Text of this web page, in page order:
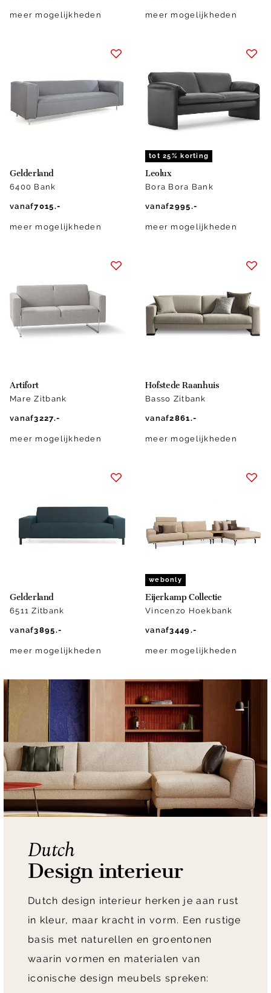
meer mogelijkheden meer mogelijkheden
Gelderland
6400 Bank
vanaf7015.-
meer mogelijkheden
tot 25% korting
Leolux
Bora Bora Bank
vanaf2995.-
meer mogelijkheden
Artifort
Mare Zitbank
vanaf3227.-
meer mogelijkheden
Hofstede Raanhuis
Basso Zitbank
vanaf2861.-
meer mogelijkheden
Gelderland
6511 Zitbank
vanaf3895.-
meer mogelijkheden
webonly
Eijerkamp Collectie
Vincenzo Hoekbank
vanaf3449.-
meer mogelijkheden
Dutch
Design interieur
Dutch design interieur herken je aan rust
in kleur, maar kracht in vorm. Een rustige
basis met naturellen en groentonen
waarin vormen en materialen van
iconische design meubels spreken: